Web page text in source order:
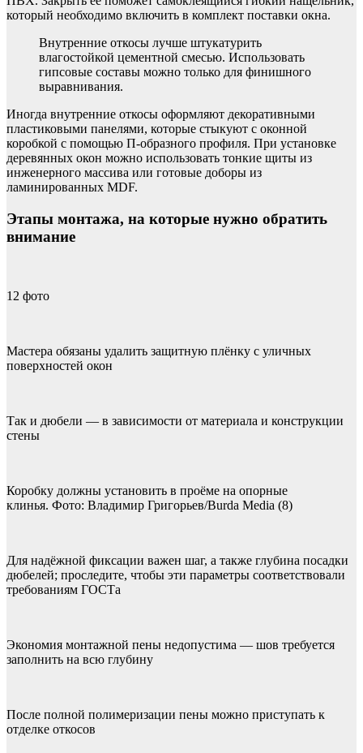
который необходимо включить в комплект поставки окна.
Внутренние откосы лучше штукатурить
влагостойкой цементной смесью. Использовать
гипсовые составы можно только для финишного
выравнивания.
Иногда внутренние откосы оформляют декоративными
пластиковыми панелями, которые стыкуют с оконной
коробкой с помощью П-образного профиля. При установке
деревянных окон можно использовать тонкие щиты из
инженерного массива или готовые доборы из
ламинированных MDF.
Этапы монтажа, на которые нужно обратить
внимание
12 фото
Мастера обязаны удалить защитную плёнку с уличных
поверхностей окон
Так и дюбели — в зависи­мости от материала и конструкции
стены
Коробку должны установить в проёме на опорные
клинья. Фото: Владимир Григорьев/Burda Media (8)
Для надёжной фиксации важен шаг, а также глубина посадки
дюбелей; проследите, чтобы эти параметры соответствовали
требованиям ГОСТа
Экономия монтажной пены недопустима — шов требуется
заполнить на всю глубину
После полной полимеризации пены можно приступать к
отделке откосов